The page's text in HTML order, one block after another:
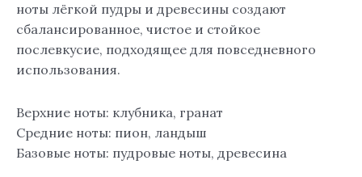
ноты лёгкой пудры и древесины создают
сбалансированное, чистое и стойкое
послевкусие, подходящее для повседневного
использования.
Верхние ноты: клубника, гранат
Средние ноты: пион, ландыш
Базовые ноты: пудровые ноты, древесина